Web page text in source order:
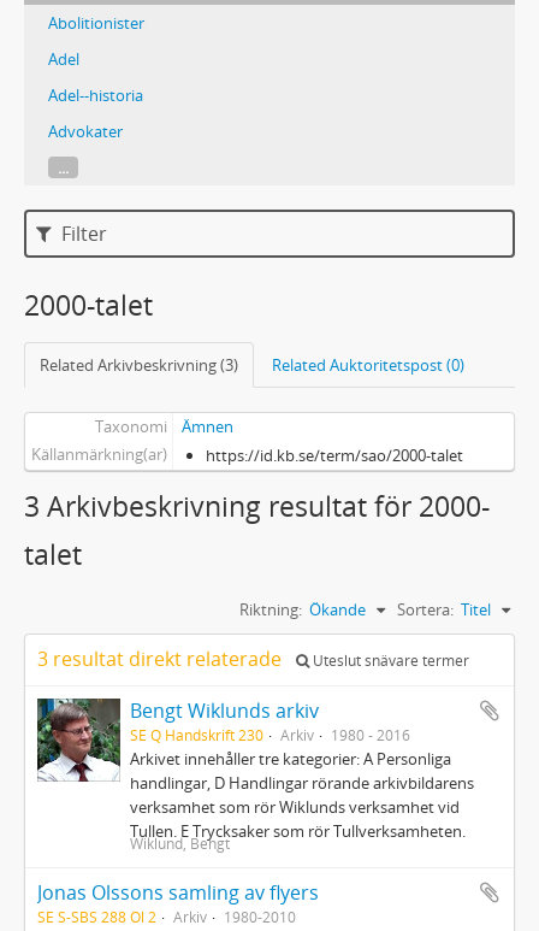
Abolitionister
Adel
Adel--historia
Advokater
...
Filter
2000-talet
Related Arkivbeskrivning (3) Related Auktoritetspost (0)
Taxonomi
Ämnen
Källanmärkning(ar)
https://id.kb.se/term/sao/2000-talet
3 Arkivbeskrivning resultat för 2000-
talet
Sortera: Titel
Riktning: Ökande
3 resultat direkt relaterade Uteslut snävare termer
Bengt Wiklunds arkiv
SE Q Handskrift 230 Arkiv 1980 - 2016
Arkivet innehåller tre kategorier: A Personliga
handlingar, D Handlingar rörande arkivbildarens
verksamhet som rör Wiklunds verksamhet vid
Tullen. E Trycksaker som rör Tullverksamheten.
Wiklund, Bengt
Jonas Olssons samling av flyers
SE S-SBS 288 Ol 2 Arkiv 1980-2010